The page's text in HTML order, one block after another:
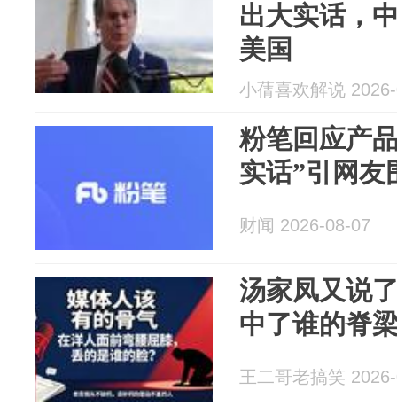
出大实话，
美国
小蒨喜欢解说
粉笔回应产品争议 信
实话”引网友
财闻 2026-08-07
汤家凤又说
中了谁的脊
王二哥老搞笑